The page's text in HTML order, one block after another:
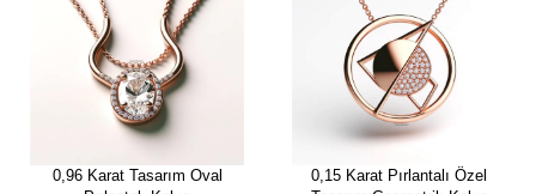
0,96 Karat Tasarım Oval
0,15 Karat Pırlantalı Özel